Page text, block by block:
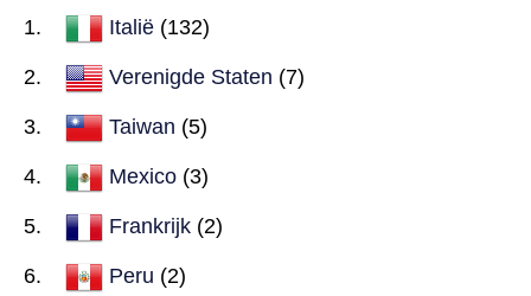
Italië (132)
Verenigde Staten (7)
Taiwan (5)
Mexico (3)
Frankrijk (2)
Peru (2)